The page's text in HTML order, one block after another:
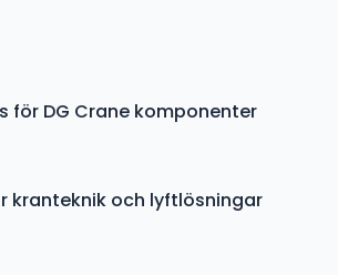
DG Crane komponenter
kranteknik och lyftlösningar